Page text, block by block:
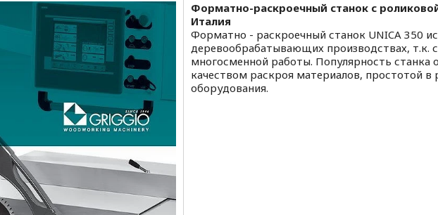
Форматно-раскроечный станок с
Италия
Форматно - раскроечный станок UNICA 350
деревообрабатывающих производствах, т.к.
многосменной работы. Популярность станка
качеством раскроя материалов, простотой в
оборудования.